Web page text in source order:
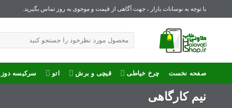
با توجه به نوسانات بازار ، جهت آگاهی از قیمت و موجوی به روز تماس بگیرید.
برای:
صفحه نخست چرخ خیاطی قیچی و برش اتو سرکیسه دوز
نیم کارگاهی